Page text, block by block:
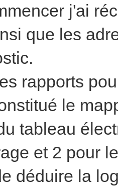
j'ai
que les
rapports
le
tableau
et 2 pour
déduire la